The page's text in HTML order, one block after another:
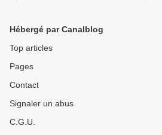
Hébergé par Canalblog
Top articles
Pages
Contact
Signaler un abus
C.G.U.